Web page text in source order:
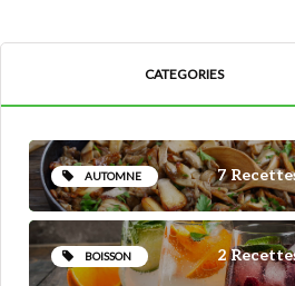
CATEGORIES
AUTOMNE 7
BOISSON 2